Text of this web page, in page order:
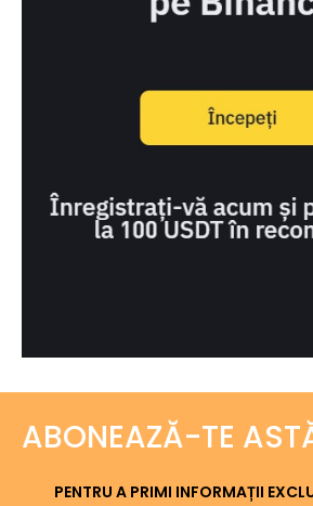
ABONEAZĂ-TE
PENTRU A PRIMI INFORMAȚII